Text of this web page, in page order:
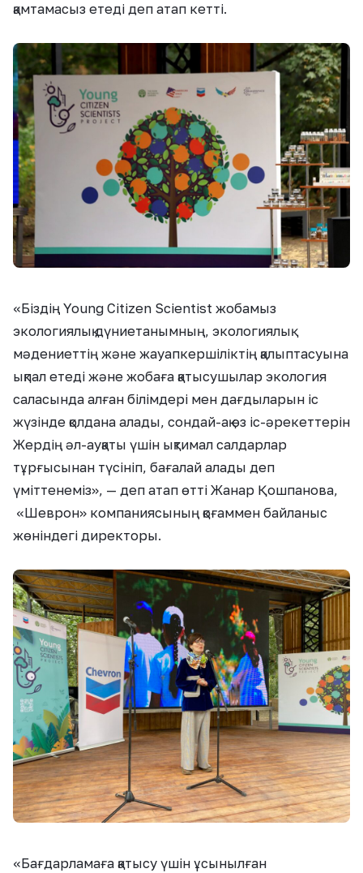
қамтамасыз етеді деп атап кетті.
«Біздің Young Citizen Scientist жобамыз
экологиялық дүниетанымның, экологиялық
мәдениеттің және жауапкершіліктің қалыптасуына
ықпал етеді және жобаға қатысушылар экология
саласында алған білімдері мен дағдыларын іс
жүзінде қолдана алады, сондай-ақ өз іс-әрекеттерін
Жердің әл-ауқаты үшін ықтимал салдарлар
тұрғысынан түсініп, бағалай алады деп
үміттенеміз», — деп атап өтті Жанар Қошпанова,
«Шеврон» компаниясының қоғаммен байланыс
жөніндегі директоры.
«Бағдарламаға қатысу үшін ұсынылған